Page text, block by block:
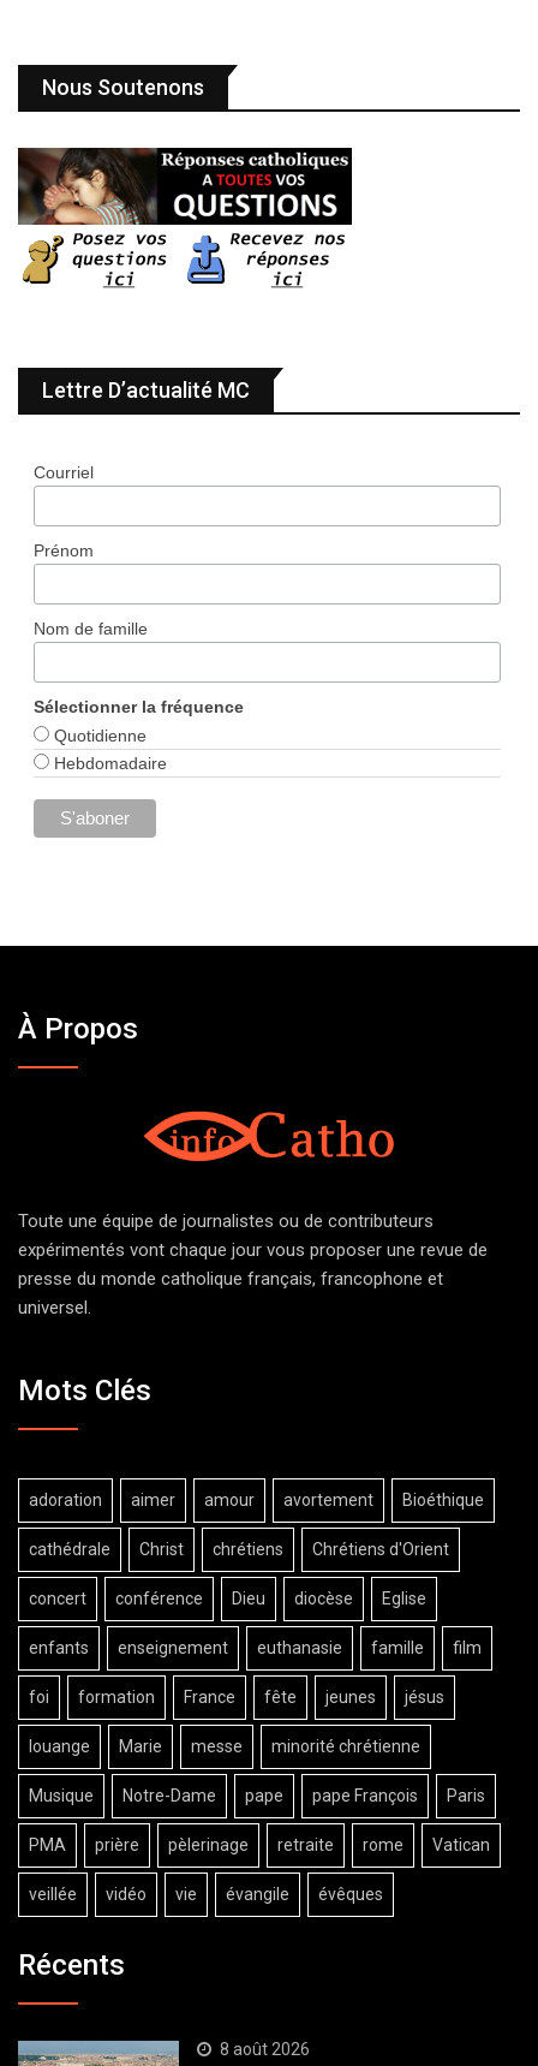
Nous Soutenons
Lettre D’actualité MC
Courriel
Prénom
Nom de famille
Sélectionner la fréquence
Quotidienne
Hebdomadaire
À Propos
Toute une équipe de journalistes ou de contributeurs
expérimentés vont chaque jour vous proposer une revue de
presse du monde catholique français, francophone et
universel.
Mots Clés
adoration aimer amour avortement Bioéthique
cathédrale Christ chrétiens Chrétiens d'Orient
concert conférence Dieu diocèse Eglise
enfants enseignement euthanasie famille film
foi formation France fête jeunes jésus
louange Marie messe minorité chrétienne
Musique Notre-Dame pape pape François Paris
PMA prière pèlerinage retraite rome Vatican
veillée vidéo vie évangile évêques
Récents
8 août 2026